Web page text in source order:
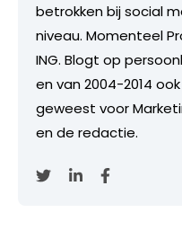
betrokken bij social
niveau. Momenteel
ING. Blogt op
en van 2004-2014
geweest voor
en de redactie.